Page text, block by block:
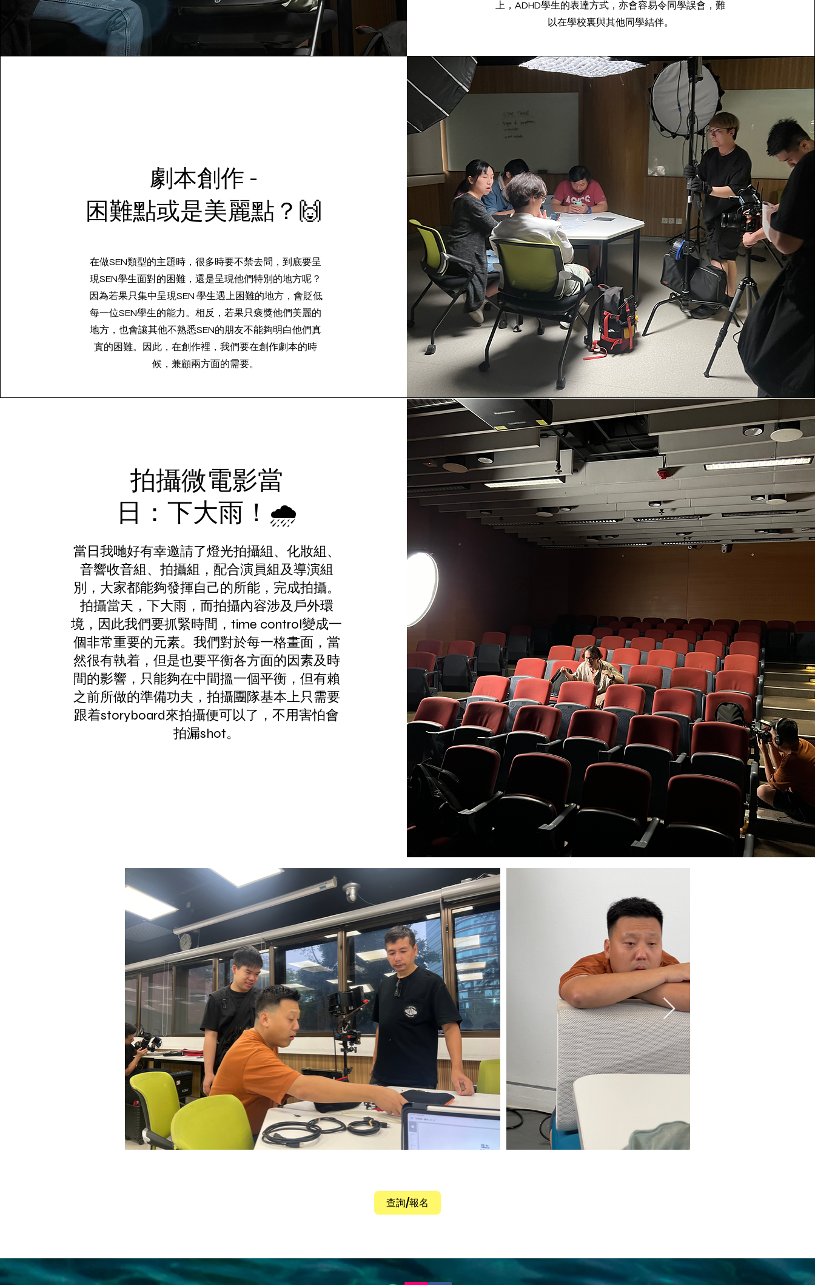
上，ADHD學生的表達方式，亦會容易令同學誤會，難
以在學校裏與其他同學結伴。
劇本創作 -
困難點或是美麗點？🙌
在做SEN類型的主題時，很多時要不禁去問，到底要呈
現SEN學生面對的困難，還是呈現他們特別的地方呢？
因為若果只集中呈現SEN 學生遇上困難的地方，會貶低
每一位SEN學生的能力。相反，若果只褒獎他們美麗的
地方，也會讓其他不熟悉SEN的朋友不能夠明白他們真
實的困難。因此，在創作裡，我們要在創作劇本的時
候，兼顧兩方面的需要。
拍攝微電影當
日：下大雨！🌧️
當日我哋好有幸邀請了燈光拍攝組、化妝組、
音響收音組、拍攝組，配合演員組及導演組
別，大家都能夠發揮自己的所能，完成拍攝。
拍攝當天，下大雨，而拍攝內容涉及戶外環
境，因此我們要抓緊時間，time control變成一
個非常重要的元素。我們對於每一格畫面，當
然很有執着，但是也要平衡各方面的因素及時
間的影響，只能夠在中間搵一個平衡，但有賴
之前所做的準備功夫，拍攝團隊基本上只需要
跟着storyboard來拍攝便可以了，不用害怕會
拍漏shot。
查詢/報名